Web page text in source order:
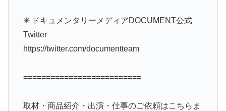
✳︎ ドキュメンタリーメディアDOCUMENT公式
Twitter
https://twitter.com/documentteam
==========================
取材・商品紹介・出演・仕事のご依頼はこちらま